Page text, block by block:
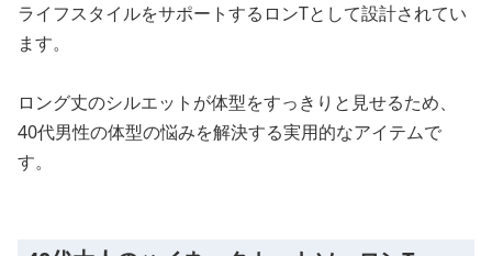
ライフスタイルをサポートするロンTとして設計されてい
ます。
ロング丈のシルエットが体型をすっきりと見せるため、
40代男性の体型の悩みを解決する実用的なアイテムで
す。